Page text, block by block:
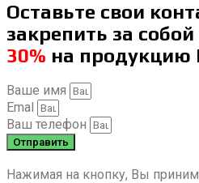
Оставьте свои
закрепить за
30% на продукцию
Ваше имя
Emal
Ваш телефон
Отправить
Нажимая на кнопку, Вы